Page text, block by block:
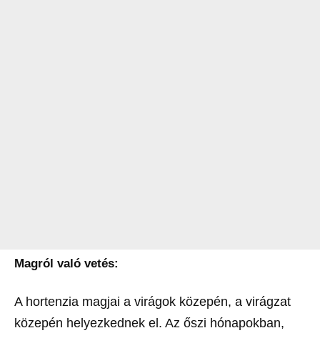
Magról való vetés:
A hortenzia magjai a virágok közepén, a virágzat
közepén helyezkednek el. Az őszi hónapokban,